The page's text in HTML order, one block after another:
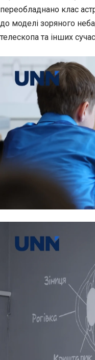
переобладнано клас
до моделі зоряного
телескопа та інших